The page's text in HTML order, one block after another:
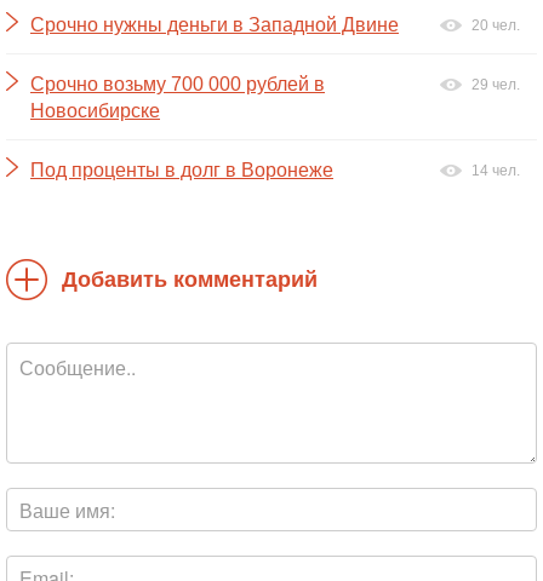
Срочно нужны деньги в Западной Двине 20 чел.
Срочно возьму 700 000 рублей в
Новосибирске
29 чел.
Под проценты в долг в Воронеже 14 чел.
Добавить комментарий